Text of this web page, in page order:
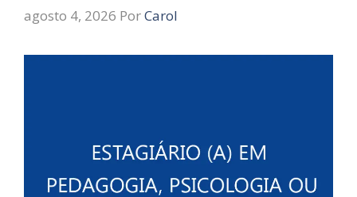
agosto 4, 2026 PorCarol